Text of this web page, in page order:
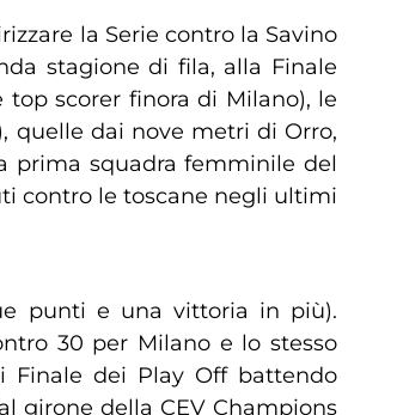
la Serie contro la Savino
stagione di fila, alla Finale
scorer finora di Milano), le
quelle dai nove metri di Orro,
prima squadra femminile del
contro le toscane negli ultimi
punti e una vittoria in più).
30 per Milano e lo stesso
Finale dei Play Off battendo
girone della CEV Champions